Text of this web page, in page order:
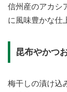
信州産のアカシ
に風味豊かな仕
昆布やかつ
梅干しの漬け込